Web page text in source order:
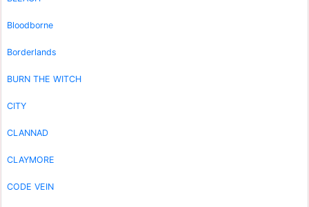
Bloodborne
Borderlands
BURN THE WITCH
CITY
CLANNAD
CLAYMORE
CODE VEIN